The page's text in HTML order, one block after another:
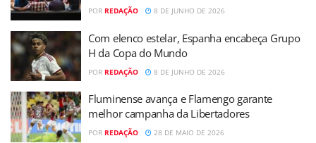
POR REDAÇÃO 8 DE JUNHO DE 2026
Com elenco estelar, Espanha encabeça Grupo
H da Copa do Mundo
POR REDAÇÃO 8 DE JUNHO DE 2026
Fluminense avança e Flamengo garante
melhor campanha da Libertadores
POR REDAÇÃO 28 DE MAIO DE 2026